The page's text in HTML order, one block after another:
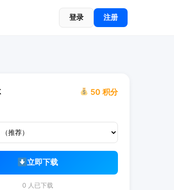
登录 注册
50 积分
立即下载
0 人已下载